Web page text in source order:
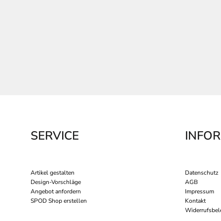
SERVICE
Artikel gestalten
Design-Vorschläge
Angebot anfordern
SPOD Shop erstellen
Datenschutz
AGB
Impressum
Kontakt